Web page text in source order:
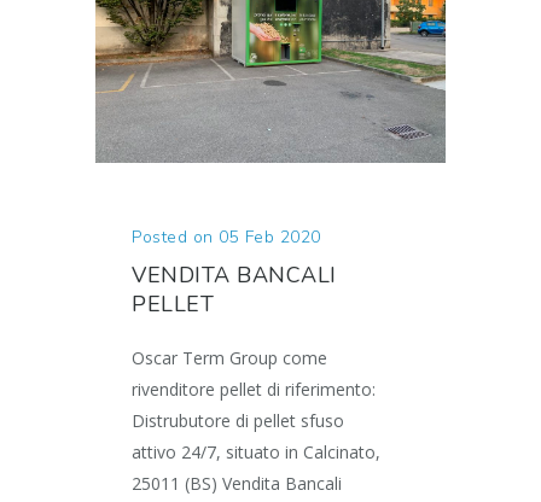
Posted on 05 Feb 2020
VENDITA BANCALI
PELLET
Oscar Term Group come
rivenditore pellet di riferimento:
Distrubutore di pellet sfuso
attivo 24/7, situato in Calcinato,
25011 (BS) Vendita Bancali